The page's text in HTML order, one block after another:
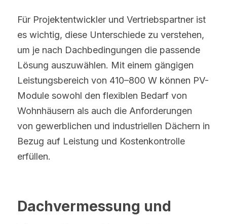
Für Projektentwickler und Vertriebspartner ist
es wichtig, diese Unterschiede zu verstehen,
um je nach Dachbedingungen die passende
Lösung auszuwählen. Mit einem gängigen
Leistungsbereich von 410–800 W können PV-
Module sowohl den flexiblen Bedarf von
Wohnhäusern als auch die Anforderungen
von gewerblichen und industriellen Dächern in
Bezug auf Leistung und Kostenkontrolle
erfüllen.
Dachvermessung und